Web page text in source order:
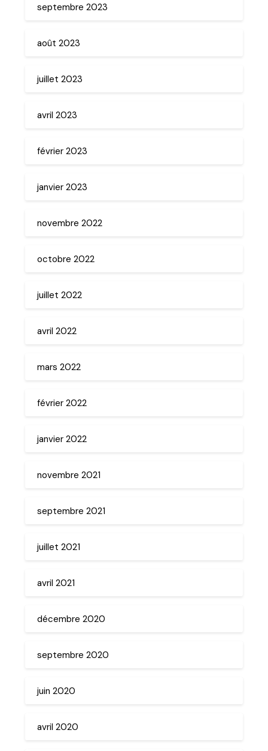
septembre 2023
août 2023
juillet 2023
avril 2023
février 2023
janvier 2023
novembre 2022
octobre 2022
juillet 2022
avril 2022
mars 2022
février 2022
janvier 2022
novembre 2021
septembre 2021
juillet 2021
avril 2021
décembre 2020
septembre 2020
juin 2020
avril 2020